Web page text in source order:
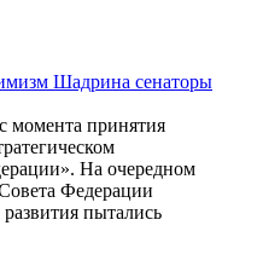
Шадрина сенаторы
момента принятия
На очередном
Федерации
пытались